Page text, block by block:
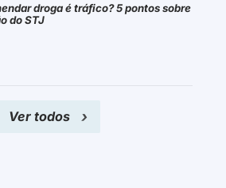
droga é tráfico? 5 pontos sobre
do STJ
Ver todos